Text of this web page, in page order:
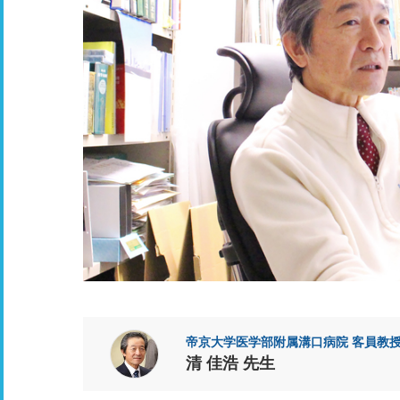
帝京大学医学部附属溝口病院 客員教
清 佳浩 先生